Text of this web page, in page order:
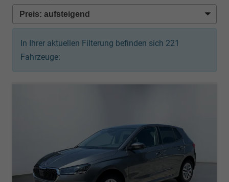
In Ihrer aktuellen Filterung befinden sich 221
Fahrzeuge: